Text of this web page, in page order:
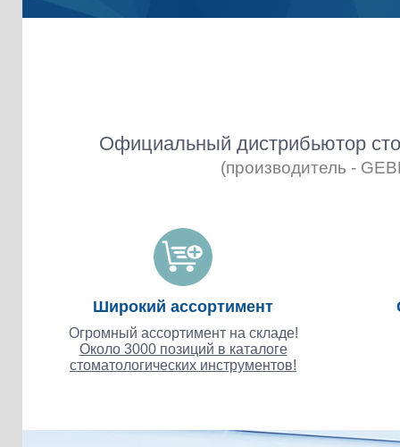
Официальный дистрибьютор
(производитель -
Широкий ассортимент
Огромный ассортимент на складе!
Около 3000 позиций в каталоге
стоматологических инструментов!